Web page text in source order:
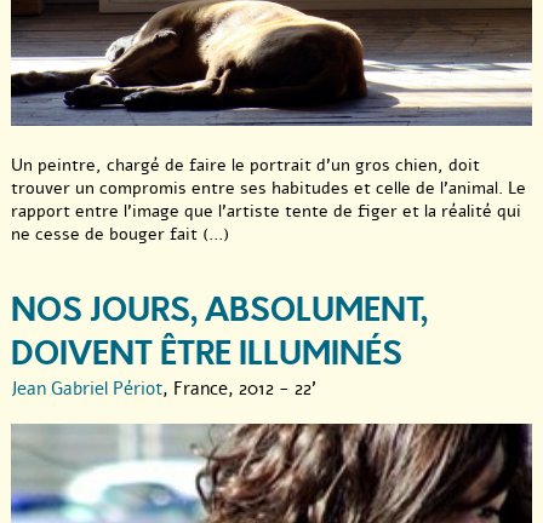
Un peintre, chargé de faire le portrait d’un gros chien, doit
trouver un compromis entre ses habitudes et celle de l’animal. Le
rapport entre l’image que l’artiste tente de figer et la réalité qui
ne cesse de bouger fait (...)
NOS JOURS, ABSOLUMENT,
DOIVENT ÊTRE ILLUMINÉS
Jean Gabriel Périot, France, 2012 - 22'